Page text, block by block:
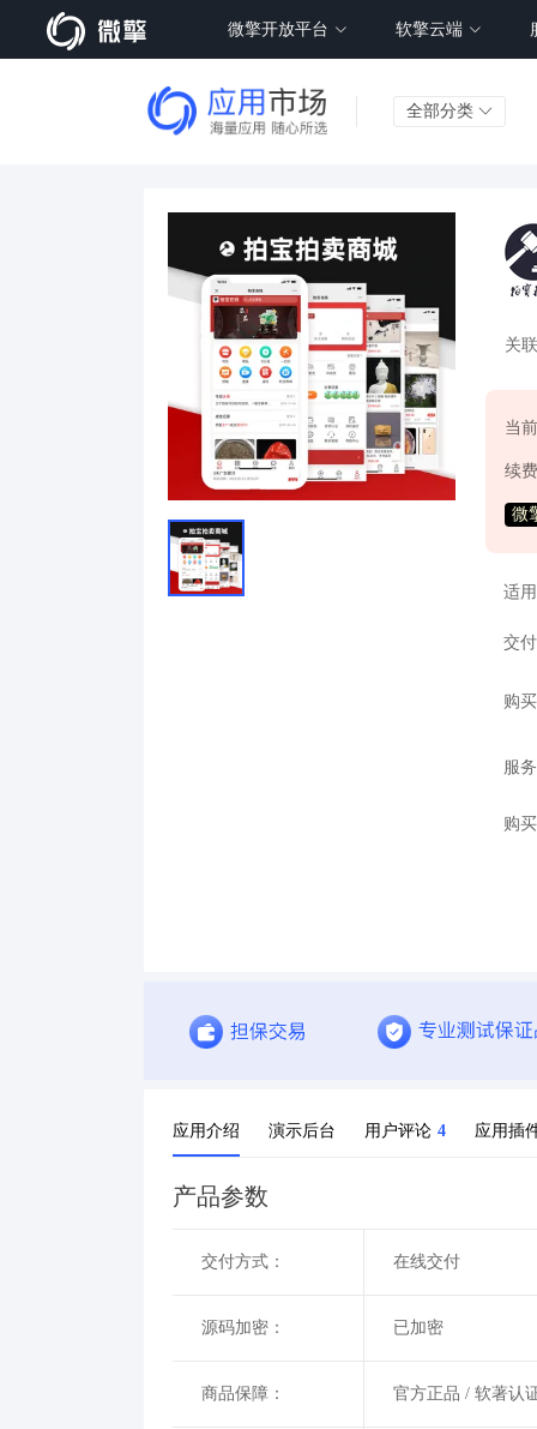
微擎开放平台 软擎云端
全部分类
关
当
续
微
适
交
购
服
购
应用介绍 演示后台 用户评论 4 应用插
产品参数
交付方式： 在线交付
源码加密： 已加密
商品保障： 官方正品 / 软著认